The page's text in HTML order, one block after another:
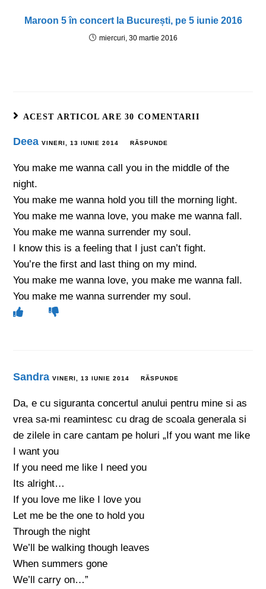
Maroon 5 în concert la București, pe 5 iunie 2016
miercuri, 30 martie 2016
ACEST ARTICOL ARE 30 COMENTARII
Deea VINERI, 13 IUNIE 2014 RĂSPUNDE
You make me wanna call you in the middle of the
night.
You make me wanna hold you till the morning light.
You make me wanna love, you make me wanna fall.
You make me wanna surrender my soul.
I know this is a feeling that I just can’t fight.
You’re the first and last thing on my mind.
You make me wanna love, you make me wanna fall.
You make me wanna surrender my soul.
Sandra VINERI, 13 IUNIE 2014 RĂSPUNDE
Da, e cu siguranta concertul anului pentru mine si as
vrea sa-mi reamintesc cu drag de scoala generala si
de zilele in care cantam pe holuri „If you want me like
I want you
If you need me like I need you
Its alright…
If you love me like I love you
Let me be the one to hold you
Through the night
We’ll be walking though leaves
When summers gone
We’ll carry on…”